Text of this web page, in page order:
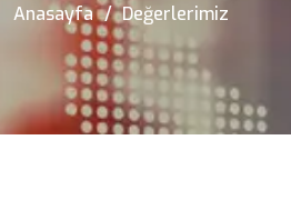
Anasayfa Değerlerimiz